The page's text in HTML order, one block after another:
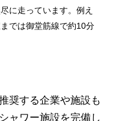
に走っています。例え
では御堂筋線で約10分
奨する企業や施設も
ャワー施設を完備し